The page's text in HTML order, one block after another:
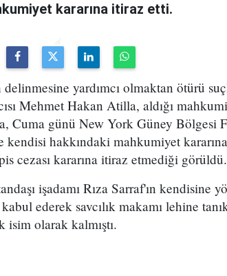
kararına itiraz etti.
yardımcı olmaktan ötürü
Mehmet Hakan Atilla, aldığı
Cuma günü New York Güney Bölgesi
hakkındaki mahkumiyet
cezası kararına itiraz etmediği görüldü.
işadamı Rıza Sarraf'ın kendisine
kabul ederek savcılık makamı lehine
isim olarak kalmıştı.